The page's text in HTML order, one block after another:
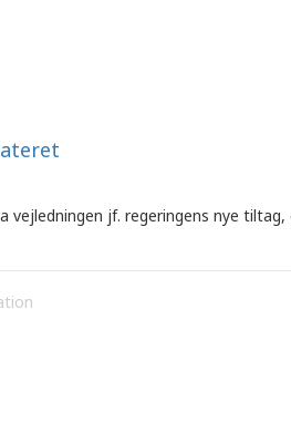
vejledningen jf. regeringens nye